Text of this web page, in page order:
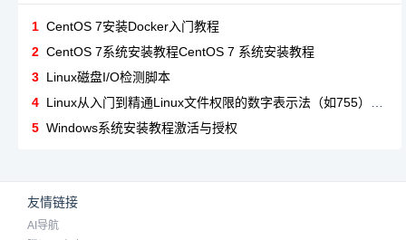
1 CentOS 7安装Docker入门教程
2 CentOS 7系统安装教程CentOS 7 系统安装教程
3 Linux磁盘I/O检测脚本
4 Linux从入门到精通Linux文件权限的数字表示法（如755）和字母表示法（如rwxr-xr-x）如何对应？
5 Windows系统安装教程激活与授权
友情链接
AI导航